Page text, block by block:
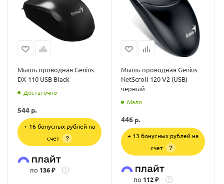
Мышь проводная Genius
DX-110 USB Black
Достаточно
544 р.
+ 16 бонусных рублей на
счет
?
по 136 ₽ ?
Мышь проводная Genius
NetScroll 120 V2 (USB)
черный
Мало
446 р.
+ 13 бонусных рублей на
счет
?
по 112 ₽ ?